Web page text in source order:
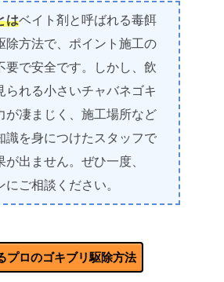
はベイト剤と呼ばれる毒餌
除方法で、ポイント施工の
で安全です。
しかし、飲
られる小さいチャバネゴキ
が凄まじく、施工場所など
識を身につけたスタッフで
出ません。 ぜひ一度、
ご相談ください。
プロのゴキブリ駆除方法